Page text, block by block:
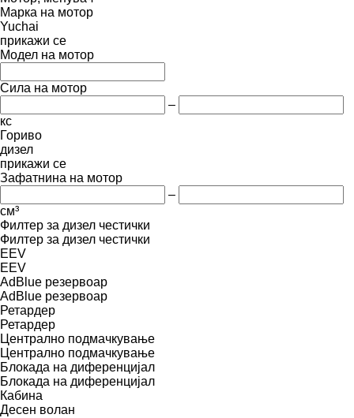
Марка на мотор
Yuchai
прикажи се
Модел на мотор
Сила на мотор
–
кс
Гориво
дизел
прикажи се
Зафатнина на мотор
–
cм³
Филтер за дизел честички
Филтер за дизел честички
EEV
EEV
AdBlue резервоар
AdBlue резервоар
Ретардер
Ретардер
Централно подмачкување
Централно подмачкување
Блокада на диференцијал
Блокада на диференцијал
Кабина
Десен волан